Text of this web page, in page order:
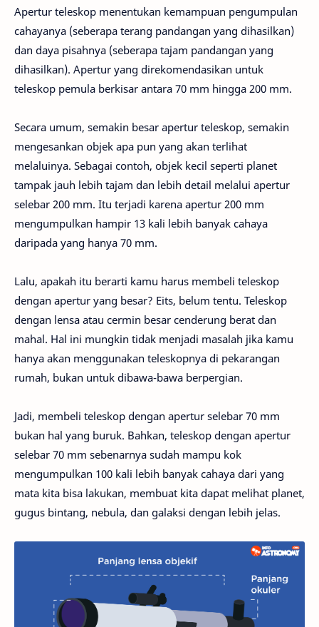
Apertur teleskop menentukan kemampuan pengumpulan
cahayanya (seberapa terang pandangan yang dihasilkan)
dan daya pisahnya (seberapa tajam pandangan yang
dihasilkan). Apertur yang direkomendasikan untuk
teleskop pemula berkisar antara 70 mm hingga 200 mm.
Secara umum, semakin besar apertur teleskop, semakin
mengesankan objek apa pun yang akan terlihat
melaluinya. Sebagai contoh, objek kecil seperti planet
tampak jauh lebih tajam dan lebih detail melalui apertur
selebar 200 mm. Itu terjadi karena apertur 200 mm
mengumpulkan hampir 13 kali lebih banyak cahaya
daripada yang hanya 70 mm.
Lalu, apakah itu berarti kamu harus membeli teleskop
dengan apertur yang besar? Eits, belum tentu. Teleskop
dengan lensa atau cermin besar cenderung berat dan
mahal. Hal ini mungkin tidak menjadi masalah jika kamu
hanya akan menggunakan teleskopnya di pekarangan
rumah, bukan untuk dibawa-bawa berpergian.
Jadi, membeli teleskop dengan apertur selebar 70 mm
bukan hal yang buruk. Bahkan, teleskop dengan apertur
selebar 70 mm sebenarnya sudah mampu kok
mengumpulkan 100 kali lebih banyak cahaya dari yang
mata kita bisa lakukan, membuat kita dapat melihat planet,
gugus bintang, nebula, dan galaksi dengan lebih jelas.